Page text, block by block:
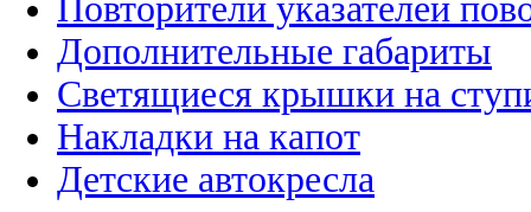
Повторители указателей
Дополнительные габариты
Светящиеся крышки на
Накладки на капот
Детские автокресла